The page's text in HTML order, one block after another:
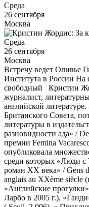
Среда
26 сентября
Москва
Среда
26 сентября
Москва
Встречу ведет Оливье
Института в России На
свободный Кристин
журналист,
английской
Британского Совета,
литературы в
разновидности ада» /
премии Femina
опубликовала
среди которых «Люди с
роман ХХ века» / Gens
anglais au XXème siècle
«Английские
Ларбо в 2005 г.),